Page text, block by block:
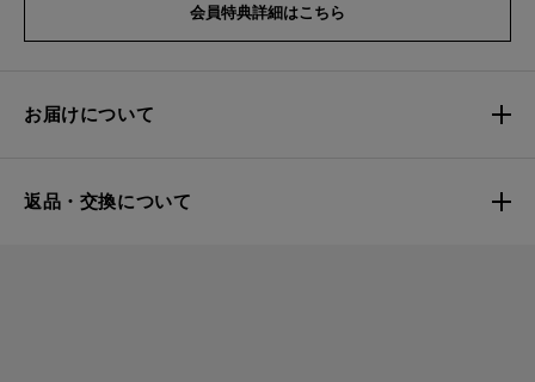
会員特典詳細はこちら
お届けについて
返品・交換について